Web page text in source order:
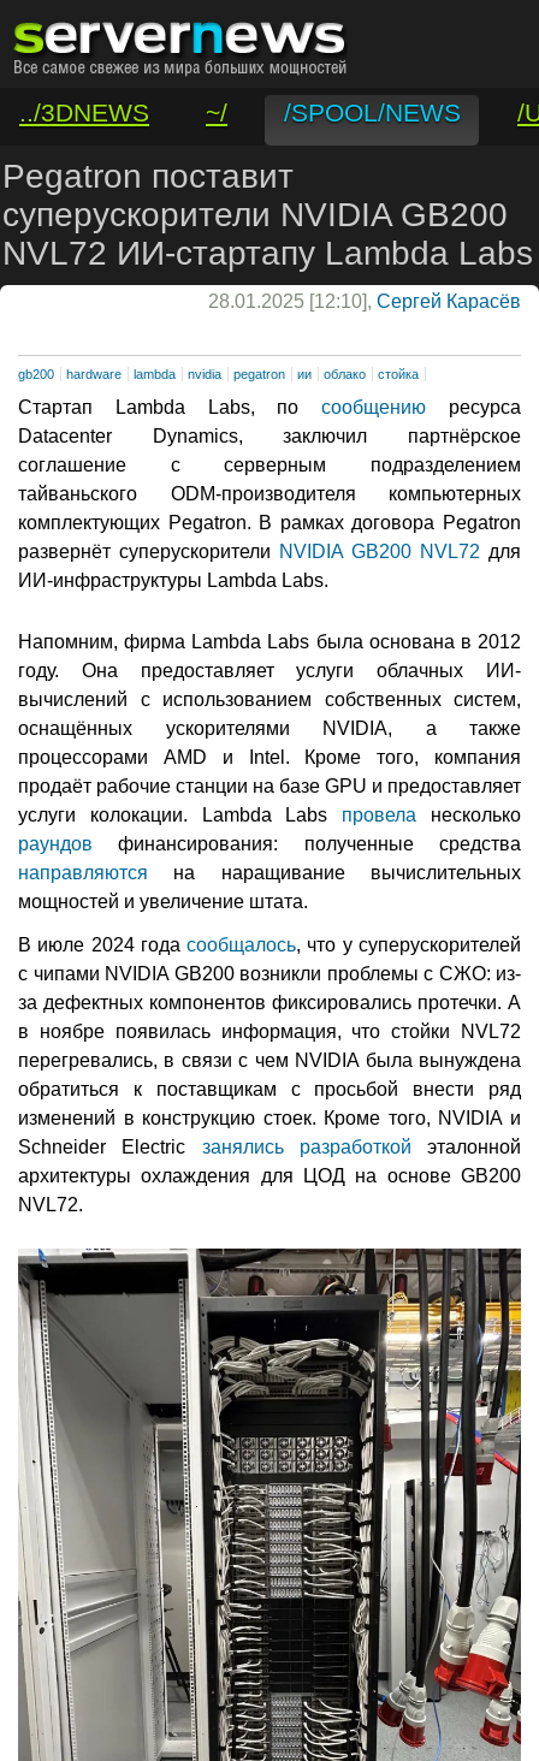
../3DNEWS ~/ /SPOOL/NEWS
/
/VAR/CONTACT
Pegatron поставит
суперускорители NVIDIA GB200
NVL72 ИИ-стартапу Lambda Labs
28.01.2025 [12:10], Сергей Карасёв
gb200 hardware lambda nvidia pegatron ии облако стойка
Стартап Lambda Labs, посообщению ресурса
Datacenter Dynamics, заключил партнёрское
соглашение с серверным подразделением
тайваньского ODM-производителя компьютерных
комплектующих Pegatron. В рамках договора Pegatron
развернёт суперускорители NVIDIA GB200 NVL72 для
ИИ-инфраструктуры Lambda Labs.
Напомним, фирма Lambda Labs была основана в 2012
году. Она предоставляет услуги облачных ИИ-
вычислений с использованием собственных систем,
оснащённых ускорителями NVIDIA, а также
процессорами AMD и Intel. Кроме того, компания
продаёт рабочие станции на базе GPU и предоставляет
услуги колокации. Lambda Labs провела несколько
раундов финансирования: полученные средства
направляются на наращивание вычислительных
мощностей и увеличение штата.
В июле 2024 годасообщалось, что у суперускорителей
с чипами NVIDIA GB200 возникли проблемы с СЖО: из-
за дефектных компонентов фиксировались протечки. А
в ноябре появилась информация, что стойки NVL72
перегревались, в связи с чем NVIDIA была вынуждена
обратиться к поставщикам с просьбой внести ряд
изменений в конструкцию стоек. Кроме того, NVIDIA и
Schneider Electric занялись разработкой эталонной
архитектуры охлаждения для ЦОД на основе GB200
NVL72.